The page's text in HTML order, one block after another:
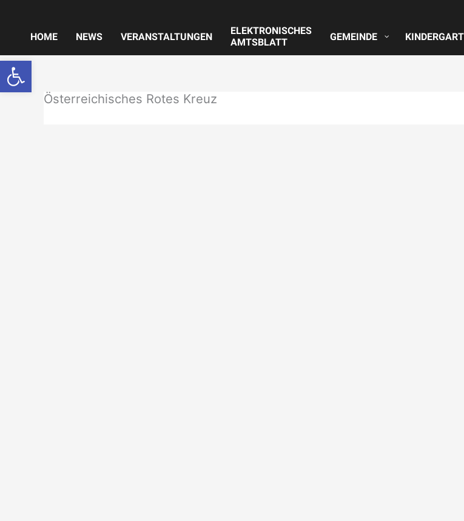
Werkzeugleiste öffnen
springenHOME NEWS VERANSTALTUNGEN
ELEKTRONISCHES
AMTSBLATT
GEMEINDE
Österreichisches Rotes Kreuz